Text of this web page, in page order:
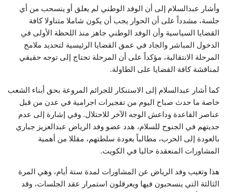
وأشار عبدالسلام إلى أن الوفد الوطني لم يعلق أو ينسحب من أي
جلسة، مشدداً على أن الحوار يجب أن يكون شاملا متناولا كافة
القضايا السياسية وأن الوفد الوطني جاهز منذ اللحظة الأولى في
الدخول المباشر والجاد في عمق القضايا الرئيسية لتحديد ملامح
المرحلة الانتقالية، مؤكداً على أن المرحلة تحتاج إلى توجه حقيقي
لمناقشة كافة القضايا على الطاولة.
كما أشار عبدالسلام إلى الاستنكار للجرائم المروعة بحق أبناء الشعب
خاصة ما حدث صباح اليوم من تفجيرات اجرامية في عدن من قبل
عناصر القاعدة وداعش الوجه الآخر للاحتلال. وفي إشارة إلى عدم
جديتهم في الجنوح للسلام، هدد عضو وفد الرياض عبدالعزيز جباري
بالعودة إلى الحرب، مطالباً بعودة سلطتهم، مقللا من أهمية
المشاورات المنعقدة حاليا في الكويت.
هذا وتغيب وفد الرياض عن المشاورات لمدة ستة أيام، وهي المرة
الثالثة التي ينسحبون فيها ويعرقلون استمرار عقد الجلسات، وقد